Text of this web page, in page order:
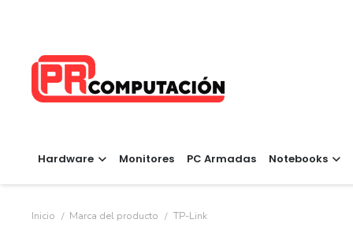
Hardware Monitores PC Armadas Notebooks
Inicio / Marca del producto / TP-Link